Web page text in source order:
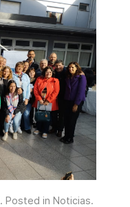
. Posted in Noticias.